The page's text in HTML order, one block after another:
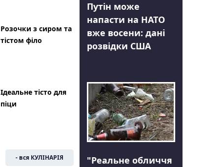
Розочки з сиром та
тістом філо
Ідеальне тісто для
піци
- вся КУЛІНАРІЯ
Путін може
напасти на НАТО
вже восени: дані
розвідки США
"Реальне обличчя